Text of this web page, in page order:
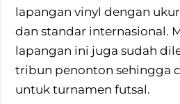
lapangan vinyl dengan
dan standar internasional.
lapangan ini juga sudah
tribun penonton sehingga
untuk turnamen futsal.